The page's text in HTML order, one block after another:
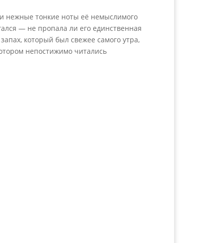
нежные тонкие ноты её немыслимого
— не пропала ли его единственная
который был свежее самого утра,
непостижимо читались